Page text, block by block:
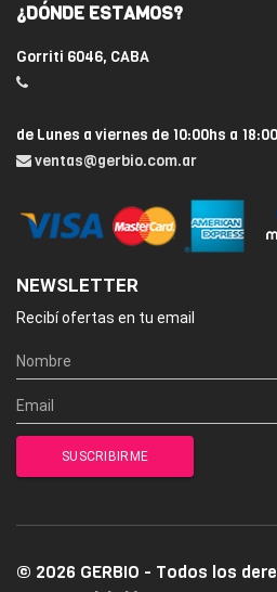
¿DÓNDE ESTAMOS?
Gorriti 6046, CABA
de Lunes a viernes de 10:00hs a
ventas@gerbio.com.ar
NEWSLETTER
Recibí ofertas en tu email
© 2026 GERBIO - Todos los